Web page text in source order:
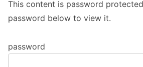
This content is password
password below to view it.
password